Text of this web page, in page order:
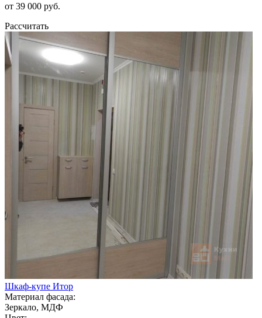
от 39 000 руб.
Рассчитать
Шкаф-купе Итор
Материал фасада:
Зеркало, МДФ